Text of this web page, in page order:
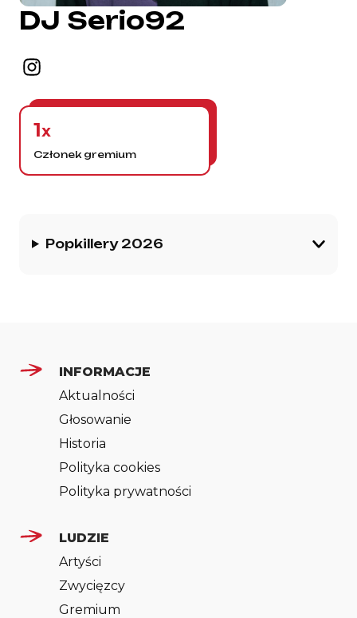
DJ Serio92
1x
Członek gremium
Popkillery 2026
INFORMACJE
Aktualności
Głosowanie
Historia
Polityka cookies
Polityka prywatności
LUDZIE
Artyści
Zwycięzcy
Gremium